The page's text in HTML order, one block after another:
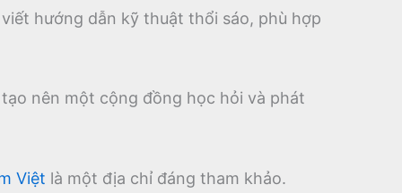
hướng dẫn kỹ thuật thổi sáo, phù hợp
nên một cộng đồng học hỏi và phát
Việt là một địa chỉ đáng tham khảo.